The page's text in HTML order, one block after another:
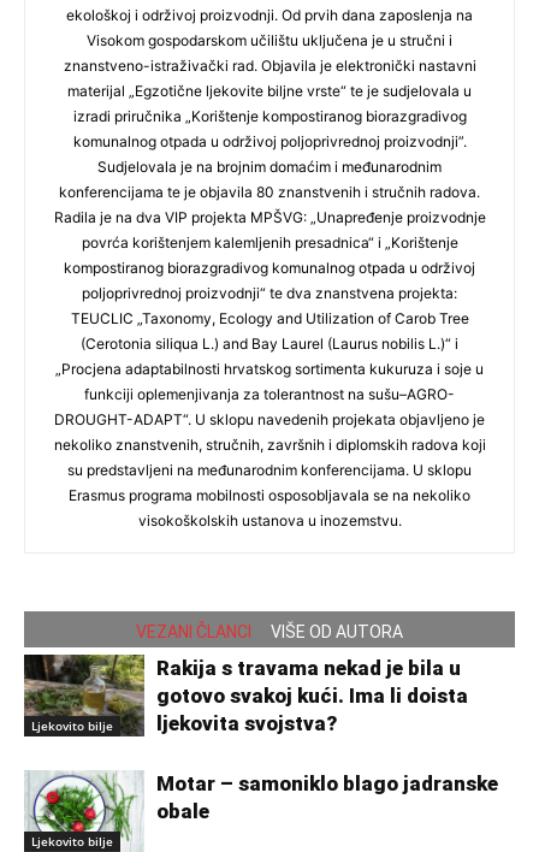
ekološkoj i održivoj proizvodnji. Od prvih dana zaposlenja na
Visokom gospodarskom učilištu uključena je u stručni i
znanstveno-istraživački rad. Objavila je elektronički nastavni
materijal „Egzotične ljekovite biljne vrste“ te je sudjelovala u
izradi priručnika „Korištenje kompostiranog biorazgradivog
komunalnog otpada u održivoj poljoprivrednoj proizvodnji”.
Sudjelovala je na brojnim domaćim i međunarodnim
konferencijama te je objavila 80 znanstvenih i stručnih radova.
Radila je na dva VIP projekta MPŠVG: „Unapređenje proizvodnje
povrća korištenjem kalemljenih presadnica“ i „Korištenje
kompostiranog biorazgradivog komunalnog otpada u održivoj
poljoprivrednoj proizvodnji“ te dva znanstvena projekta:
TEUCLIC „Taxonomy, Ecology and Utilization of Carob Tree
(Cerotonia siliqua L.) and Bay Laurel (Laurus nobilis L.)“ i
„Procjena adaptabilnosti hrvatskog sortimenta kukuruza i soje u
funkciji oplemenjivanja za tolerantnost na sušu–AGRO-
DROUGHT-ADAPT“. U sklopu navedenih projekata objavljeno je
nekoliko znanstvenih, stručnih, završnih i diplomskih radova koji
su predstavljeni na međunarodnim konferencijama. U sklopu
Erasmus programa mobilnosti osposobljavala se na nekoliko
visokoškolskih ustanova u inozemstvu.
VEZANI ČLANCI VIŠE OD AUTORA
Ljekovito bilje
Rakija s travama nekad je bila u
gotovo svakoj kući. Ima li doista
ljekovita svojstva?
Ljekovito bilje
Motar – samoniklo blago jadranske
obale